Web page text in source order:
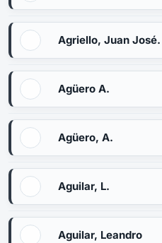
Agriello, Juan
Agüero A.
Agüero, A.
Aguilar, L.
Aguilar, Leandro